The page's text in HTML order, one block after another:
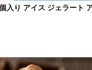
入り アイス ジェラート